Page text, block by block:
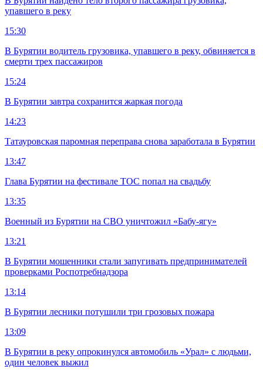
упавшего в реку
15:30
В Бурятии водитель грузовика, упавшего в реку, обвиняется в
смерти трех пассажиров
15:24
В Бурятии завтра сохранится жаркая погода
14:23
Татауровская паромная переправа снова заработала в Бурятии
13:47
Глава Бурятии на фестивале ТОС попал на свадьбу
13:35
Военный из Бурятии на СВО уничтожил «Бабу-ягу»
13:21
В Бурятии мошенники стали запугивать предпринимателей
проверками Роспотребнадзора
13:14
В Бурятии лесники потушили три грозовых пожара
13:09
В Бурятии в реку опрокинулся автомобиль «Урал» с людьми,
один человек выжил